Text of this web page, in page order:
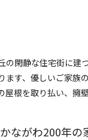
の閑静な住宅街に建
ます、優しいご家族
屋根を取り払い、擁
ながわ200年の